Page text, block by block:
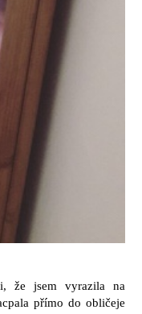
že jsem vyrazila na
přímo do obličeje